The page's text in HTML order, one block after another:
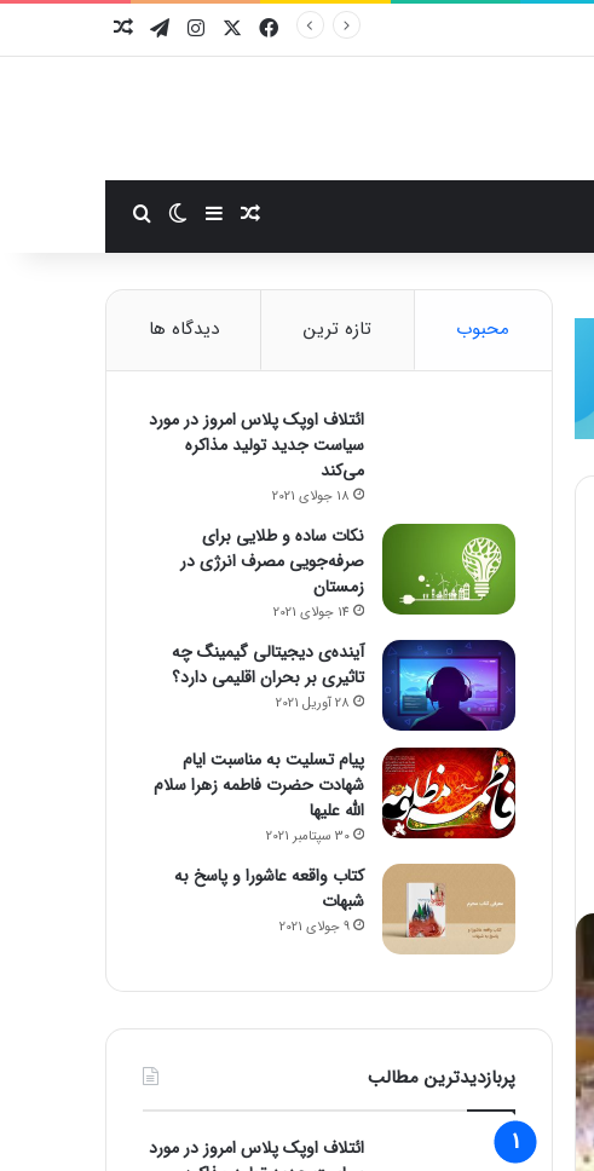
فیسبوکایکس اینستاگرام
تلگرام
نوشته تصادفی
سایدبارتغییر پوسته
محبوب تازه ترین دیدگاه ها
ائتلاف اوپک پلاس امروز در مورد
سیاست جدید تولید مذاکره
می‌کند
18 جولای 2021
نکات ساده و طلایی برای
صرفه‌جویی مصرف انرژی در
زمستان
14 جولای 2021
آینده‌ی دیجیتالی گیمینگ چه
تاثیری بر بحران اقلیمی دارد؟
28 آوریل 2021
پیام تسلیت به مناسبت ایام
شهادت حضرت فاطمه زهرا سلام
الله علیها
30 سپتامبر 2021
کتاب واقعه عاشورا و پاسخ به
شبهات
9 جولای 2021
پربازدیدترین مطالب
ائتلاف اوپک پلاس امروز در مورد